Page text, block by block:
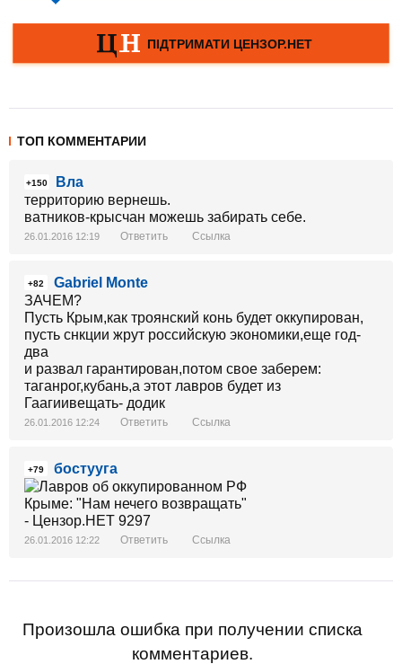
ТОП КОММЕНТАРИИ
+150
Вла
территорию вернешь.
ватников-крысчан можешь забирать себе.
26.01.2016 12:19 Ответить Ссылка
+82
Gabriel Monte
ЗАЧЕМ?
Пусть Крым,как троянский конь будет оккупирован,
пусть снкции жрут российскую экономики,еще год-
два
и развал гарантирован,потом свое заберем:
таганрог,кубань,а этот лавров будет из
Гаагиивещать- додик
26.01.2016 12:24 Ответить Ссылка
+79 бостууга
26.01.2016 12:22 Ответить Ссылка
Произошла ошибка при получении списка
комментариев.